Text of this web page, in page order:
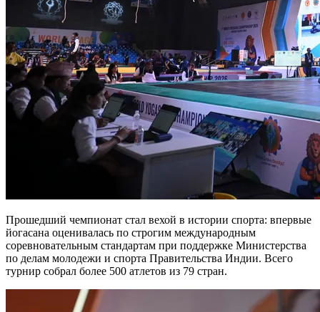
Прошедший чемпионат стал вехой в истории спорта: впервые
йогасана оценивалась по строгим международным
соревновательным стандартам при поддержке Министерства
по делам молодежи и спорта Правительства Индии. Всего
турнир собрал более 500 атлетов из 79 стран.